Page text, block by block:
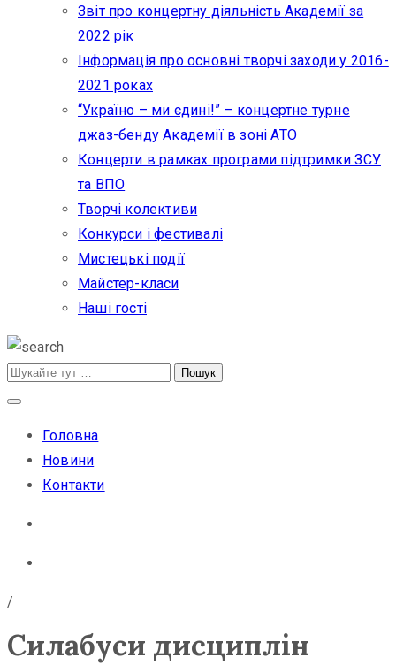
Звіт про концертну діяльність Академії за
2022 рік
Інформація про основні творчі заходи у 2016-
2021 роках
“Україно – ми єдині!” – концертне турне
джаз-бенду Академії в зоні АТО
Концерти в рамках програми підтримки ЗСУ
та ВПО
Творчі колективи
Конкурси і фестивалі
Мистецькі події
Майстер-класи
Наші гості
Головна
Новини
Контакти
/
Силабуси дисциплін